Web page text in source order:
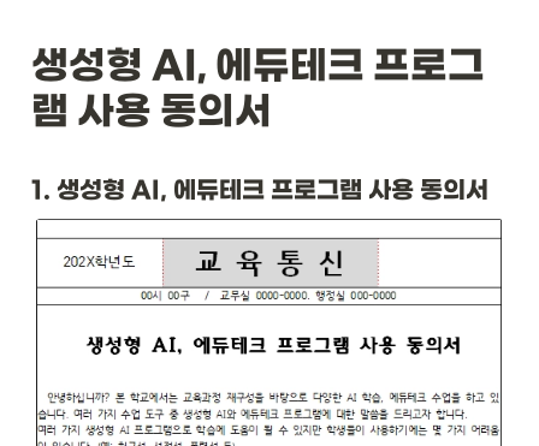
생성형 AI, 에듀테크 프로그
램 사용 동의서
1. 생성형 AI, 에듀테크 프로그램 사용 동의서